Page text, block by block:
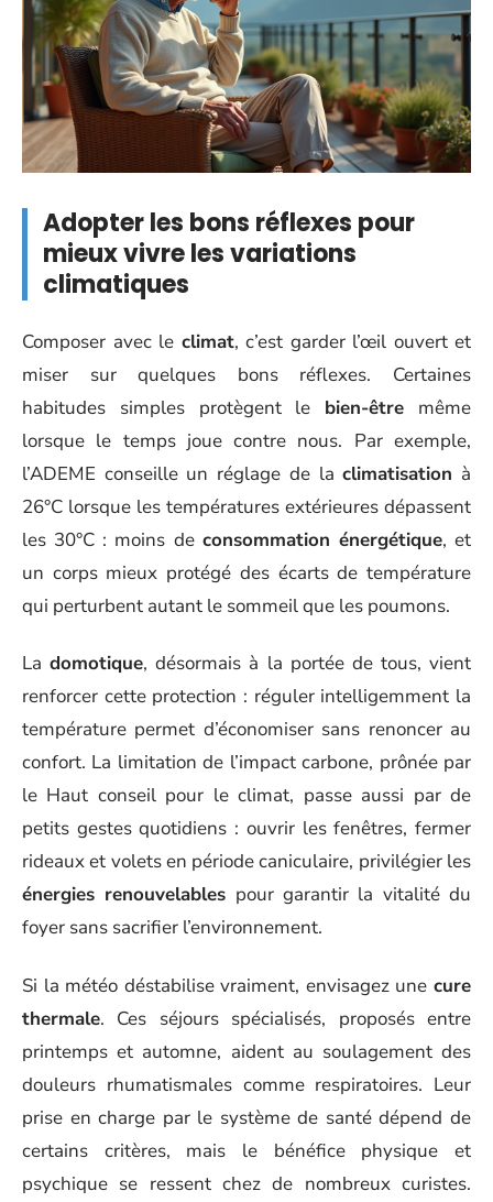
Adopter les bons réflexes pour
mieux vivre les variations
climatiques
Composer avec le climat, c’est garder l’œil ouvert et
miser sur quelques bons réflexes. Certaines
habitudes simples protègent le bien-être même
lorsque le temps joue contre nous. Par exemple,
l’ADEME conseille un réglage de laclimatisation à
26°C lorsque les températures extérieures dépassent
les 30°C : moins de consommation énergétique, et
un corps mieux protégé des écarts de température
qui perturbent autant le sommeil que les poumons.
Ladomotique, désormais à la portée de tous, vient
renforcer cette protection : réguler intelligemment la
température permet d’économiser sans renoncer au
confort. La limitation de l’impact carbone, prônée par
le Haut conseil pour le climat, passe aussi par de
petits gestes quotidiens : ouvrir les fenêtres, fermer
rideaux et volets en période caniculaire, privilégier les
énergies renouvelables pour garantir la vitalité du
foyer sans sacrifier l’environnement.
Si la météo déstabilise vraiment, envisagez une cure
thermale. Ces séjours spécialisés, proposés entre
printemps et automne, aident au soulagement des
douleurs rhumatismales comme respiratoires. Leur
prise en charge par le système de santé dépend de
certains critères, mais le bénéfice physique et
psychique se ressent chez de nombreux curistes.